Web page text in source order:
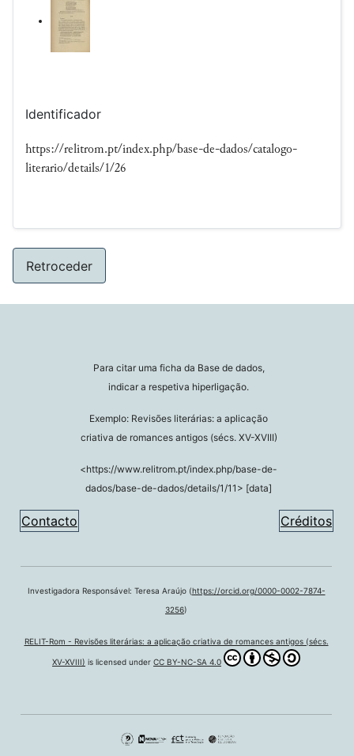
Identificador
https://relitrom.pt/index.php/base-de-dados/catalogo-
literario/details/1/26
Retroceder
Para citar uma ficha da Base de dados,
indicar a respetiva hiperligação.
Exemplo: Revisões literárias: a aplicação
criativa de romances antigos (sécs. XV-XVIII)
<https://www.relitrom.pt/index.php/base-de-
dados/base-de-dados/details/1/11> [data]
Contacto Créditos
Investigadora Responsável: Teresa Araújo (https://orcid.org/0000-0002-7874-
3256)
RELIT-Rom - Revisões literárias: a aplicação criativa de romances antigos (sécs.
XV-XVIII) is licensed under CC BY-NC-SA 4.0